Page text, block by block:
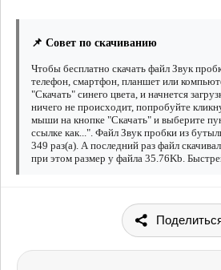
📌 Совет по скачиванию
Чтобы бесплатно скачать файл Звук
телефон, смартфон, планшет или
"Скачать" синего цвета, и начнется
ничего не происходит, попробуйте
мыши на кнопке "Скачать" и выберите
ссылке как...". Файл Звук пробки из
349 раз(а). А последний раз файл
при этом размер у файла 35.76Kb.